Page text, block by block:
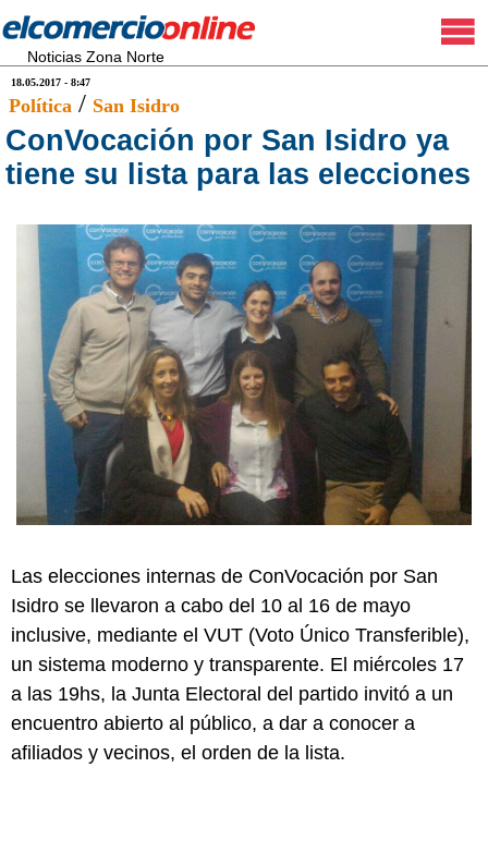
Noticias Zona Norte
18.05.2017 - 8:47
Política / San Isidro
ConVocación por San Isidro ya
tiene su lista para las elecciones
Las elecciones internas de ConVocación por San
Isidro se llevaron a cabo del 10 al 16 de mayo
inclusive, mediante el VUT (Voto Único Transferible),
un sistema moderno y transparente. El miércoles 17
a las 19hs, la Junta Electoral del partido invitó a un
encuentro abierto al público, a dar a conocer a
afiliados y vecinos, el orden de la lista.